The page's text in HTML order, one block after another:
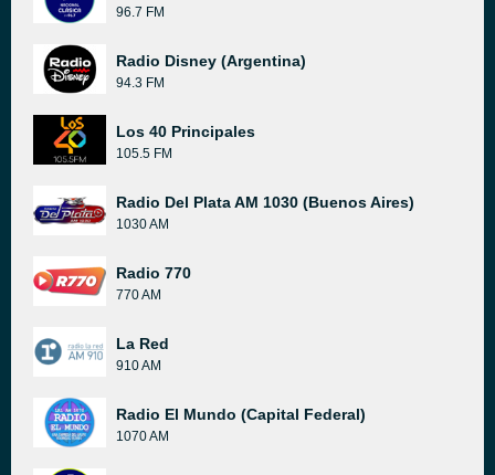
96.7 FM
Radio Disney (Argentina)
94.3 FM
Los 40 Principales
105.5 FM
Radio Del Plata AM 1030 (Buenos Aires)
1030 AM
Radio 770
770 AM
La Red
910 AM
Radio El Mundo (Capital Federal)
1070 AM